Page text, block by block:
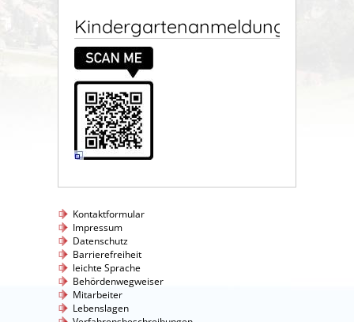
Kindergartenanmeldung
Kontaktformular
Impressum
Datenschutz
Barrierefreiheit
leichte Sprache
Behördenwegweiser
Mitarbeiter
Lebenslagen